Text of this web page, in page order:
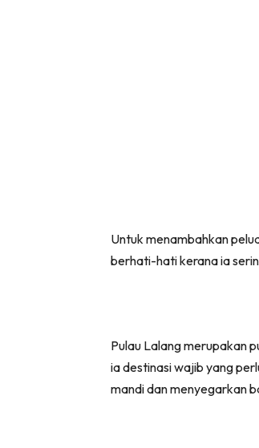
Untuk menambahkan
berhati-hati kerana ia
Pulau Lalang merupakan
ia destinasi wajib yang
mandi dan menyegarkan